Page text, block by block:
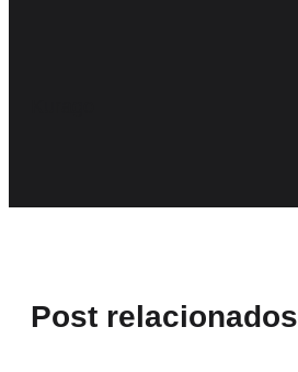
Post relacionados